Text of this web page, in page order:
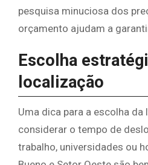
pesquisa minuciosa dos
orçamento ajudam a
Escolha
localização
Uma dica para a escolha da
considerar o tempo de
trabalho, universidades ou